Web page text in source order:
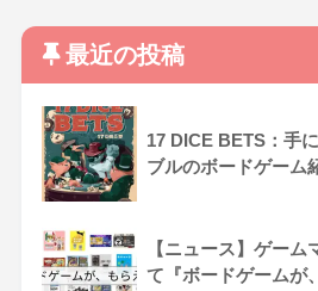
最近の投稿
17 DICE BETS：手
ブルのボードゲーム
【ニュース】ゲーム
て『ボードゲームが